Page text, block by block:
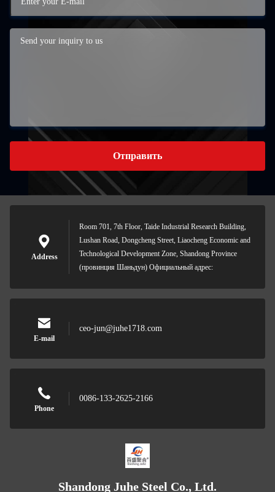
Отправить
Address
Room 701, 7th Floor, Taide Industrial Research Building,
Lushan Road, Dongcheng Street, Liaocheng Economic and
Technological Development Zone, Shandong Province
(провинция Шаньдун) Официальный адрес:
E-mail
ceo-jun@juhe1718.com
Phone
0086-133-2625-2166
Shandong Juhe Steel Co., Ltd.